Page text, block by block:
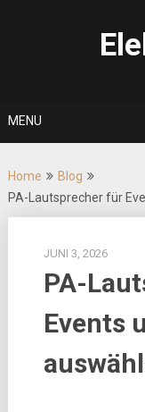
MENU
Home
Blog
PA-Lautsprecher für
JUNI 3, 2026
PA-
Events